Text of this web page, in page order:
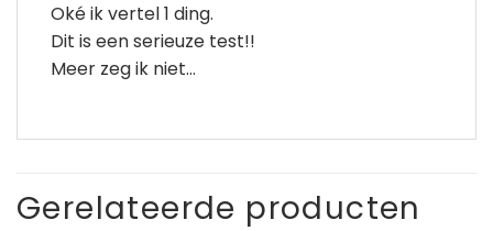
Oké ik vertel 1 ding.
Dit is een serieuze test!!
Meer zeg ik niet…
Gerelateerde producten